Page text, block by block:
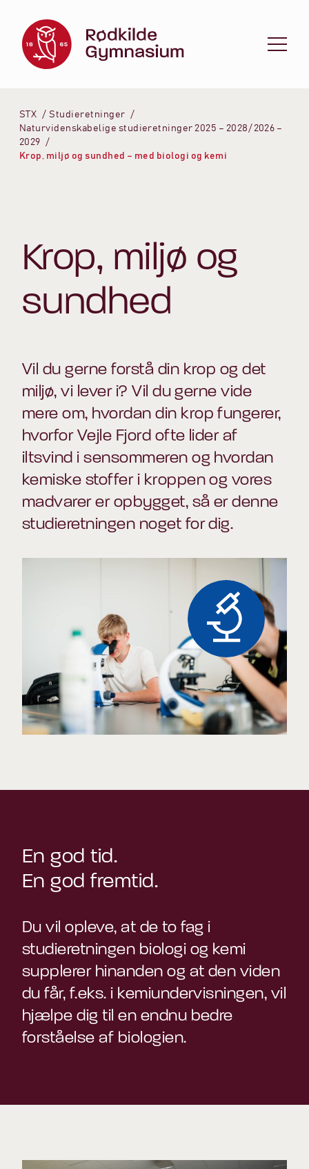
STX
Studieretninger
Naturvidenskabelige studieretninger 2025 – 2028/ 2026 –
2029
Krop, miljø og sundhed – med biologi og kemi
Krop, miljø og
sundhed
Vil du gerne forstå din krop og det
miljø, vi lever i? Vil du gerne vide
mere om, hvordan din krop fungerer,
hvorfor Vejle Fjord ofte lider af
iltsvind i sensommeren og hvordan
kemiske stoffer i kroppen og vores
madvarer er opbygget, så er denne
studieretningen noget for dig.
En god tid.
En god fremtid.
Du vil opleve, at de to fag i
studieretningen biologi og kemi
supplerer hinanden og at den viden
du får, f.eks. i kemiundervisningen, vil
hjælpe dig til en endnu bedre
forståelse af biologien.